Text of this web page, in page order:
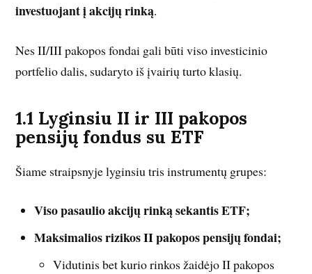
investuojant į akcijų rinką.
Nes II/III pakopos fondai gali būti viso investicinio
portfelio dalis, sudaryto iš įvairių turto klasių.
1.1 Lyginsiu II ir III pakopos
pensijų fondus su ETF
Šiame straipsnyje lyginsiu tris instrumentų grupes:
Viso pasaulio akcijų rinką sekantis ETF;
Maksimalios rizikos II pakopos pensijų fondai;
Vidutinis bet kurio rinkos žaidėjo II pakopos